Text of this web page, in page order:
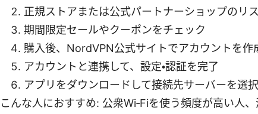
正規ストアまたは公式パートナーショップのリ
期間限定セールやクーポンをチェック
購入後、NordVPN公式サイトでアカウントを作
アカウントと連携して、設定・認証を完了
アプリをダウンロードして接続先サーバーを選択
こんな人におすすめ: 公衆Wi‑Fiを使う頻度が高い人